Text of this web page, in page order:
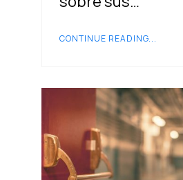
CONTINUE READING...